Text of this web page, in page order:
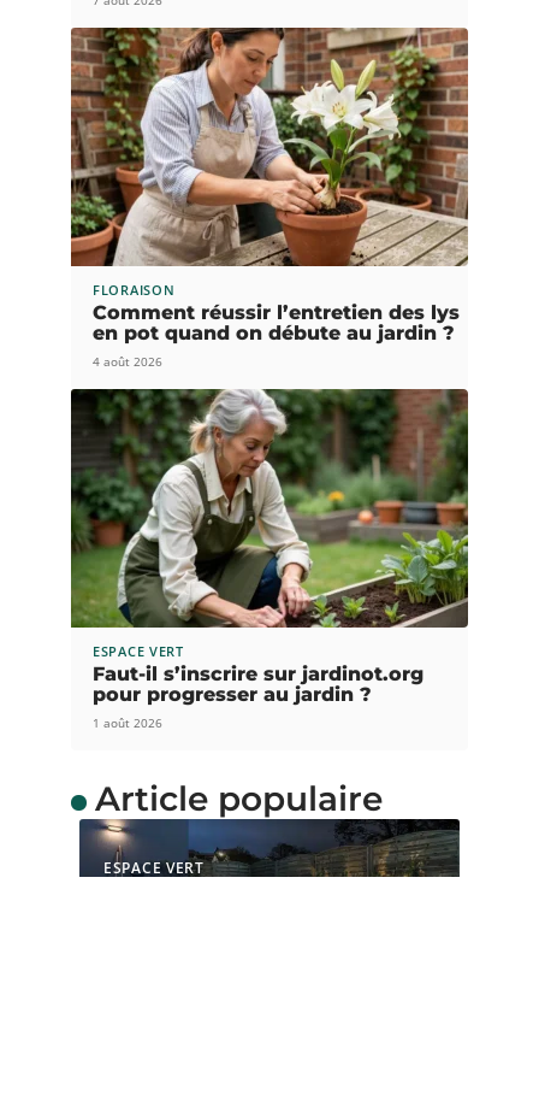
FLORAISON
Comment réussir l’entretien des lys
en pot quand on débute au jardin ?
4 août 2026
ESPACE VERT
Faut-il s’inscrire sur jardinot.org
pour progresser au jardin ?
1 août 2026
Article populaire
ESPACE VERT